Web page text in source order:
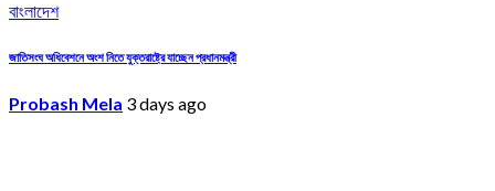
বাংলাদেশ
জাতিসংঘ অধিবেশনে অংশ নিতে যুক্তরাষ্ট্রে যাচ্ছেন প্রধানমন্ত্রী
Probash Mela 3 days ago